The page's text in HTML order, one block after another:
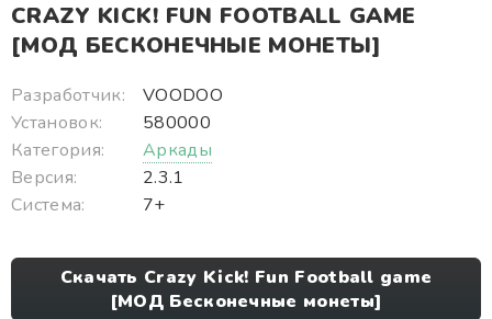
CRAZY KICK! FUN FOOTBALL GAME
[МОД БЕСКОНЕЧНЫЕ МОНЕТЫ]
Разработчик:
VOODOO
Установок:
580000
Категория:
Аркады
Версия:
2.3.1
Система:
7+
Скачать Crazy Kick! Fun Football game
[МОД Бесконечные монеты]